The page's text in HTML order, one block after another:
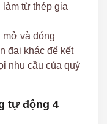
từ thép gia
mở và đóng
đại khác để kết
nhu cầu của quý
tự động 4